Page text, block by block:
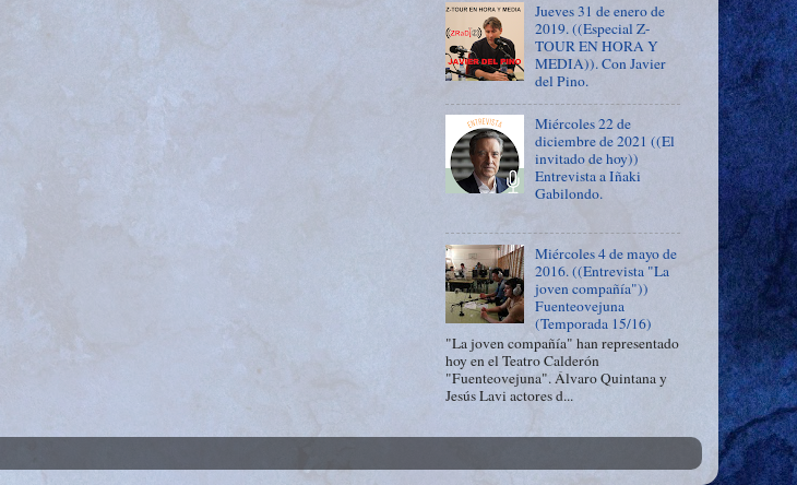
Jueves 31 de enero de
2019. ((Especial Z-
TOUR EN HORA Y
MEDIA)). Con Javier
del Pino.
Miércoles 22 de
diciembre de 2021 ((El
invitado de hoy))
Entrevista a Iñaki
Gabilondo.
Miércoles 4 de mayo de
2016. ((Entrevista "La
joven compañía"))
Fuenteovejuna
(Temporada 15/16)
"La joven compañía" han representado
hoy en el Teatro Calderón
"Fuenteovejuna". Álvaro Quintana y
Jesús Lavi actores d...